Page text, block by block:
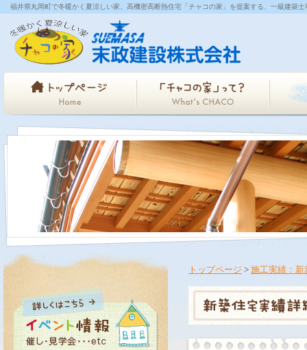
福井県丸岡町で冬暖かく夏涼しい家、高機密高断熱住宅「チャコの家」を提案する、一級建築
トップページ > 施工実績：新